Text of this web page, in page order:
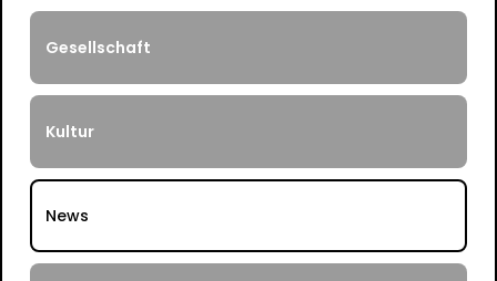
Gesellschaft
Kultur
News